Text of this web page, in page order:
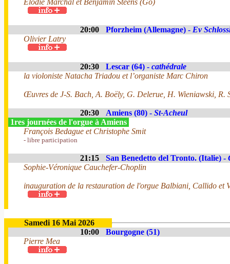
Elodie Marchal et Benjamin Steens (Go)
20:00 Pforzheim (Allemagne) - Ev
Olivier Latry
20:30 Lescar (64) - cathédrale
la violoniste Natacha Triadou et l’organiste Marc Chiron
Œuvres de J-S. Bach, A. Boëly, G. Delerue, H. Wieniawski, R.
20:30 Amiens (80) - St-Acheul
1res journées de l'orgue à Amiens
François Bedague et Christophe Smit
- libre participation
21:15 San Benedetto del Tronto. (Italie) -
Sophie-Véronique Cauchefer-Choplin
inauguration de la restauration de l'orgue Balbiani, Callido et
Samedi 16 Mai 2026
10:00
Bourgogne (51)
Pierre Mea